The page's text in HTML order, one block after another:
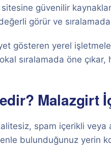
güvenilir
görür ve
gösteren yerel
sıralamada öne
Malazgirt
spam içerikli veya
bulunduğunuz yerin